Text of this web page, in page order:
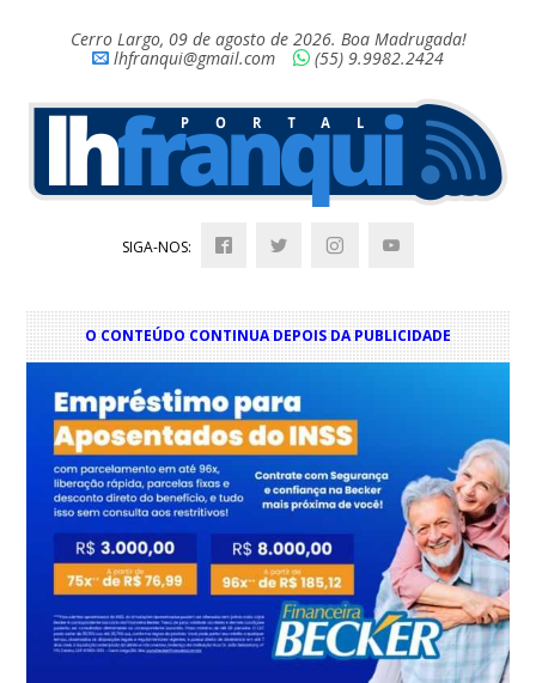
Cerro Largo, 09 de agosto de 2026. Boa Madrugada!
lhfranqui@gmail.com
(55) 9.9982.2424
SIGA-NOS:
O CONTEÚDO CONTINUA DEPOIS DA PUBLICIDADE